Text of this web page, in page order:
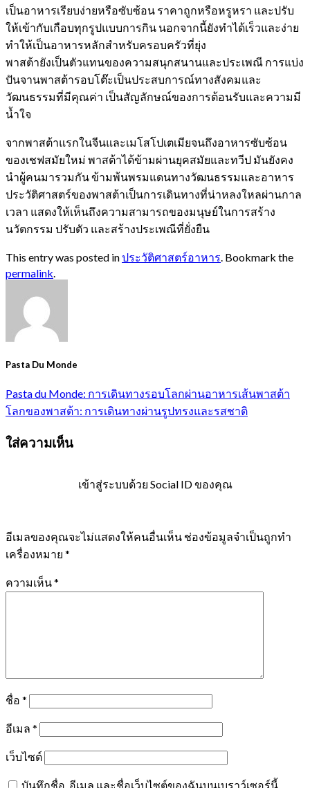
เป็นอาหารเรียบง่ายหรือซับซ้อน ราคาถูกหรือหรูหรา และปรับ
ให้เข้ากับเกือบทุกรูปแบบการกิน นอกจากนี้ยังทำได้เร็วและง่าย
ทำให้เป็นอาหารหลักสำหรับครอบครัวที่ยุ่ง
พาสต้ายังเป็นตัวแทนของความสนุกสนานและประเพณี การแบ่ง
ปันจานพาสต้ารอบโต๊ะเป็นประสบการณ์ทางสังคมและ
วัฒนธรรมที่มีคุณค่า เป็นสัญลักษณ์ของการต้อนรับและความมี
น้ำใจ
จากพาสต้าแรกในจีนและเมโสโปเตเมียจนถึงอาหารซับซ้อน
ของเชฟสมัยใหม่ พาสต้าได้ข้ามผ่านยุคสมัยและทวีป มันยังคง
นำผู้คนมารวมกัน ข้ามพ้นพรมแดนทางวัฒนธรรมและอาหาร
ประวัติศาสตร์ของพาสต้าเป็นการเดินทางที่น่าหลงใหลผ่านกาล
เวลา แสดงให้เห็นถึงความสามารถของมนุษย์ในการสร้าง
นวัตกรรม ปรับตัว และสร้างประเพณีที่ยั่งยืน
This entry was posted inประวัติศาสตร์อาหาร . Bookmark the
permalink
Pasta Du Monde
Pasta du Monde: การเดินทางรอบโลกผ่านอาหารเส้นพาสต้า
โลกของพาสต้า: การเดินทางผ่านรูปทรงและรสชาติ
ใส่ความเห็น
เข้าสู่ระบบด้วย Social ID ของคุณ
อีเมลของคุณจะไม่แสดงให้คนอื่นเห็น ช่องข้อมูลจำเป็นถูกทำ
เครื่องหมาย *
ความเห็น*
ชื่อ *
อีเมล *
เว็บไซต์
บันทึกชื่อ, อีเมล และชื่อเว็บไซต์ของฉันบนเบราว์เซอร์นี้